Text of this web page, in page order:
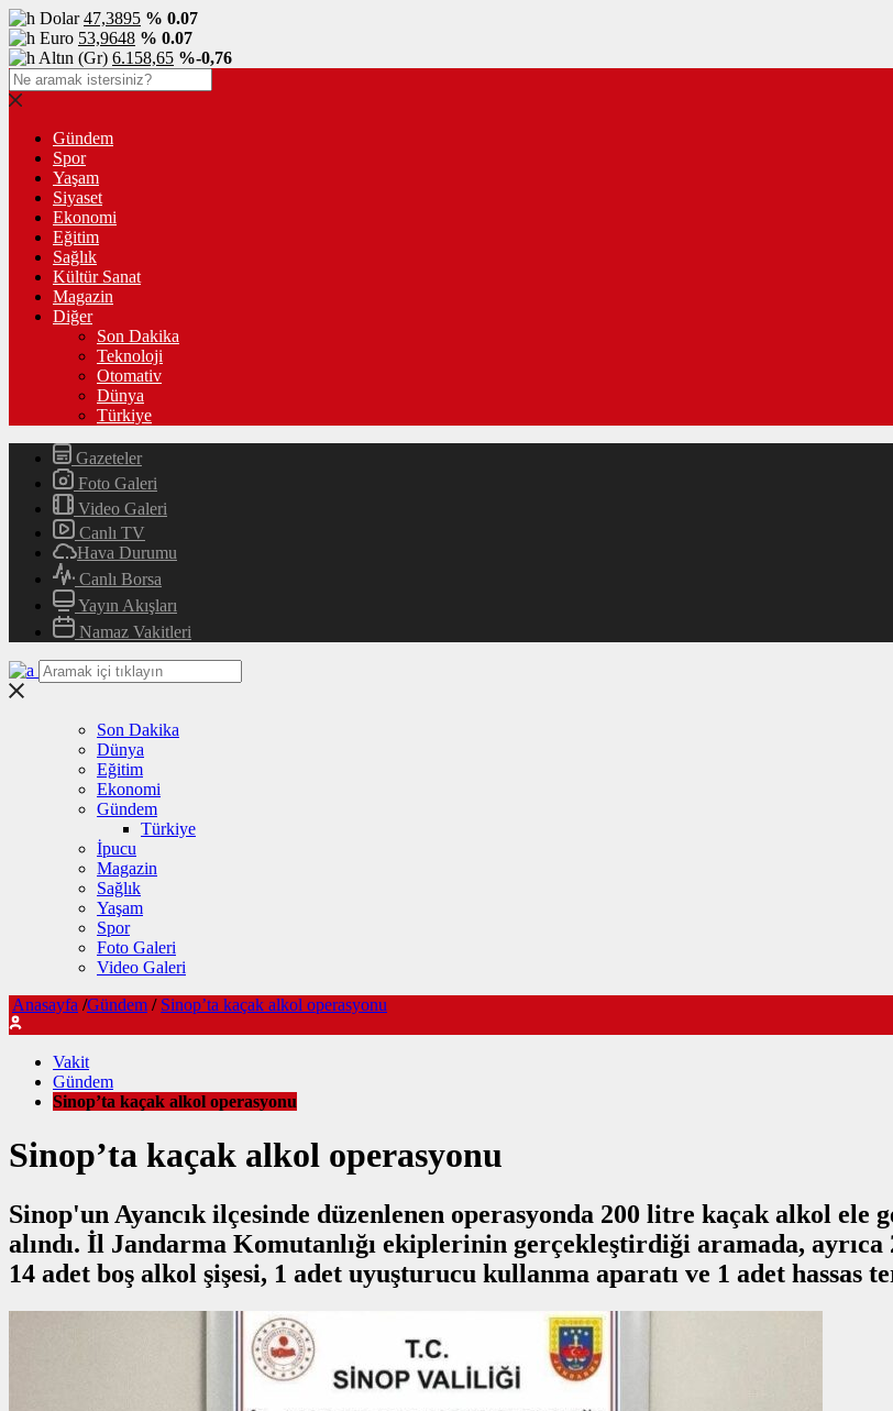
Dolar47,3895 % 0.07
Euro 53,9648 % 0.07
Altın (Gr) 6.158,65 %-0,76
Gündem
Spor
Yaşam
Siyaset
Ekonomi
Eğitim
Sağlık
Kültür Sanat
Magazin
Diğer
Son Dakika
Teknoloji
Otomativ
Dünya
Türkiye
Gazeteler
Foto Galeri
Video Galeri
Canlı TV
Hava Durumu
Canlı Borsa
Yayın Akışları
Namaz Vakitleri
Son Dakika
Dünya
Eğitim
Ekonomi
Gündem
Türkiye
İpucu
Magazin
Sağlık
Yaşam
Spor
Foto Galeri
Video Galeri
Anasayfa /Gündem / Sinop’ta kaçak alkol operasyonu
Vakit
Gündem
Sinop’ta kaçak alkol operasyonu
Sinop’ta kaçak alkol operasyonu
Sinop'un Ayancık ilçesinde düzenlenen operasyonda 200 litre kaçak alkol ele
alındı. İl Jandarma Komutanlığı ekiplerinin gerçekleştirdiği aramada,
14 adet boş alkol şişesi, 1 adet uyuşturucu kullanma aparatı ve 1 adet hassas